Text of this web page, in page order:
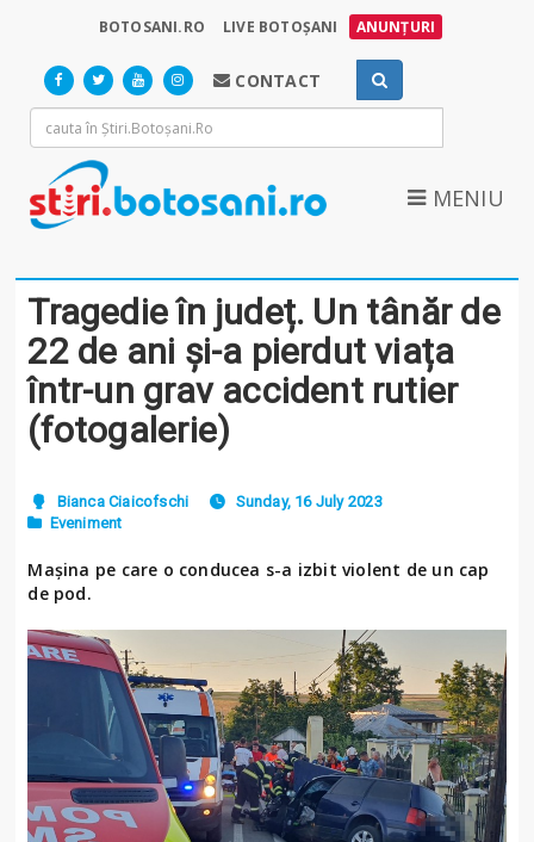
BOTOSANI.RO LIVE BOTOȘANI ANUNȚURI
CONTACT
MENIU
Tragedie în județ. Un tânăr de
22 de ani și-a pierdut viața
într-un grav accident rutier
(fotogalerie)
Bianca Ciaicofschi
Sunday, 16 July 2023
Eveniment
Mașina pe care o conducea s-a izbit violent de un cap
de pod.